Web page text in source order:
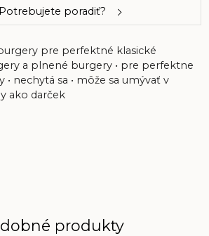
Potrebujete poradiť?
pre perfektné klasické
a plnené burgery • pre perfektne
nechytá sa • môže sa umývať v
ako darček
produkty